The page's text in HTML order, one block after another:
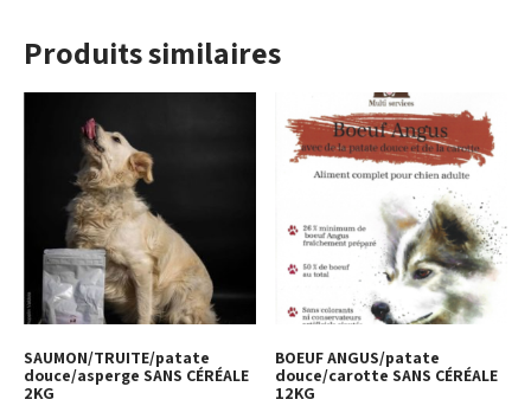
Produits similaires
SAUMON/TRUITE/patate
douce/asperge SANS CÉRÉALE
2KG
BOEUF ANGUS/patate
douce/carotte SANS CÉRÉALE
12KG